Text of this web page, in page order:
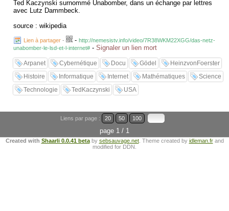
Ted Kaczynski surnommé Unabomber, dans un échange par lettres
avec Lutz Dammbeck.
source : wikipedia
Lien à partager - - http://nemesistv.info/video/7R38WKM22XGG/das-netz-
unabomber-le-lsd-et-l-internet# - Signaler un lien mort
Arpanet Cybernétique Docu Gödel
HeinzvonFoerster
Histoire
Informatique Internet Mathématiques
Science
Technologie
TedKaczynski USA
Liens par page : 20 50 100
page 1 / 1
Created with Shaarli 0.0.41 betaby sebsauvage.net. Theme created by idleman.frand
modified for DDN.